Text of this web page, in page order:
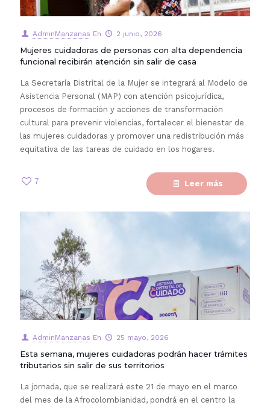
AdminManzanas En 2 junio, 2026
Mujeres cuidadoras de personas con alta dependencia
funcional recibirán atención sin salir de casa
La Secretaría Distrital de la Mujer se integrará al Modelo de
Asistencia Personal (MAP) con atención psicojurídica,
procesos de formación y acciones de transformación
cultural para prevenir violencias, fortalecer el bienestar de
las mujeres cuidadoras y promover una redistribución más
equitativa de las tareas de cuidado en los hogares.
7 Leer más
AdminManzanas En 25 mayo, 2026
Esta semana, mujeres cuidadoras podrán hacer trámites
tributarios sin salir de sus territorios
La jornada, que se realizará este 21 de mayo en el marco
del mes de la Afrocolombianidad, pondrá en el centro la